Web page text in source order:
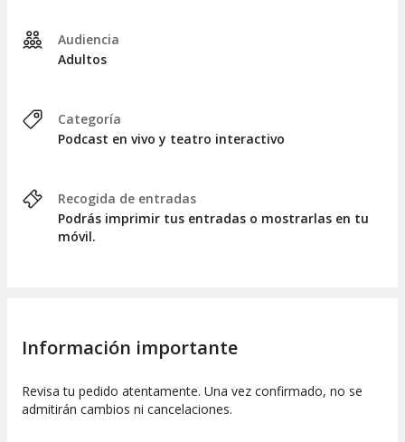
Audiencia
Adultos
Categoría
Podcast en vivo y teatro interactivo
Recogida de entradas
Podrás imprimir tus entradas o mostrarlas en tu
móvil.
Información importante
Revisa tu pedido atentamente. Una vez confirmado, no se
admitirán cambios ni cancelaciones.